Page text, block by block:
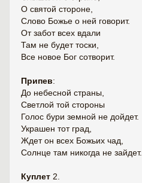
О святой стороне,
Слово Божье о ней говорит.
От забот всех вдали
Там не будет тоски,
Все новое Бог сотворит.
Припев:
До небесной страны,
Светлой той стороны
Голос бури земной не дойдет.
Украшен тот град,
Ждет он всех Божьих чад,
Солнце там никогда не зайдет.
Куплет 2.